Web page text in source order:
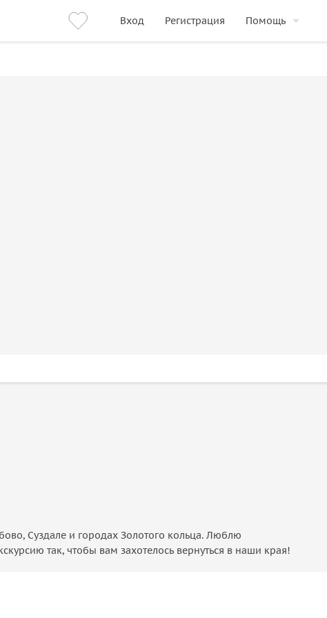
Вход Регистрация Помощь
Суздале и городах Золотого кольца. Люблю
так, чтобы вам захотелось вернуться в наши края!